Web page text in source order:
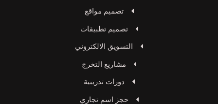
تصميم مواقع
تصميم تطبيقات
التسويق الالكتروني
مشاريع التخرج
دورات تدريبية
حجز اسم تجاري